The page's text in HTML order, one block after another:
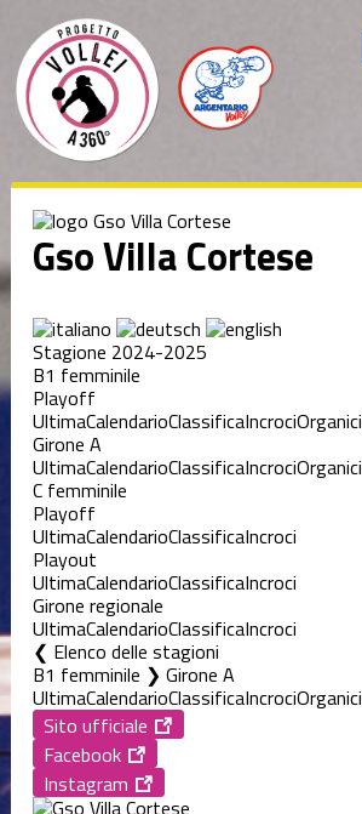
Gso Villa Cortese
Stagione 2024-2025
B1 femminile
Playoff
UltimaCalendarioClassificaIncrociOrganici
Girone A
UltimaCalendarioClassificaIncrociOrganici
C femminile
Playoff
UltimaCalendarioClassificaIncroci
Playout
UltimaCalendarioClassificaIncroci
Girone regionale
UltimaCalendarioClassificaIncroci
Elenco delle stagioni
B1 femminile ❯ Girone A
UltimaCalendarioClassificaIncrociOrganici
Sito ufficiale
Facebook
Instagram